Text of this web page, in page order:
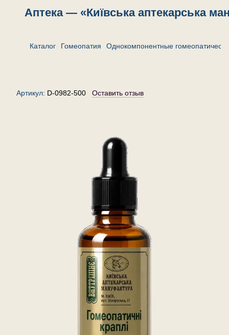
Аптека — «Київська аптекарська
Каталог Гомеопатия Однокомпонентные
Артикул: D-0982-500 Оставить отзыв